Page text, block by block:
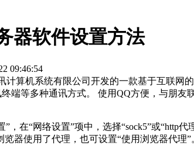
器软件设置方法
09:46:54
计算机系统有限公司开发的一款基于互联网
端等多种通讯方式。 使用QQ方便，与朋友
”，在“网络设置”项中，选择“sock5”或
器使用了代理，也可设置“使用浏览器代理”